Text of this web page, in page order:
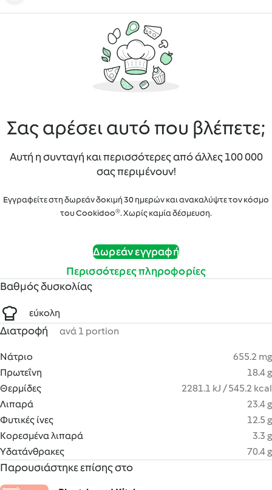
Σας αρέσει αυτό που βλέπετε;
Αυτή η συνταγή και περισσότερες από άλλες 100 000
σας περιμένουν!
Εγγραφείτε στη δωρεάν δοκιμή 30 ημερών και ανακαλύψτε τον κόσμο
του Cookidoo®. Χωρίς καμία δέσμευση.
Δωρεάν εγγραφή
Περισσότερες πληροφορίες
Βαθμός δυσκολίας
εύκολη
Διατροφή ανά 1 portion
Νάτριο
655.2 mg
Πρωτεΐνη
18.4 g
Θερμίδες
2281.1 kJ / 545.2 kcal
Λιπαρά
23.4 g
Φυτικές ίνες
12.5 g
Κορεσμένα λιπαρά
3.3 g
Υδατάνθρακες
70.4 g
Παρουσιάστηκε επίσης στο